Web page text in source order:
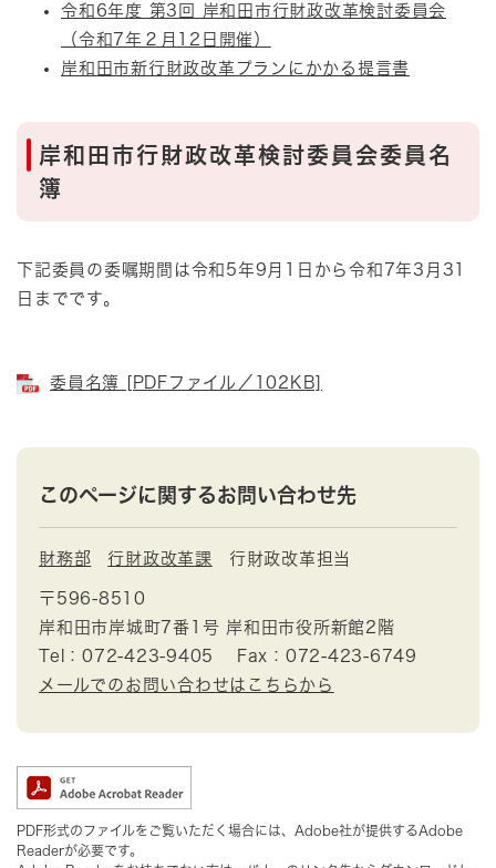
令和6年度 第3回 岸和田市行財政改革検討委員会
（令和7年２月12日開催）
岸和田市新行財政改革プランにかかる提言書
岸和田市行財政改革検討委員会委員名
簿
下記委員の委嘱期間は令和5年9月1日から令和7年3月31
日までです。
委員名簿 [PDFファイル／102KB]
このページに関するお問い合わせ先
財務部 行財政改革課 行財政改革担当
〒596-8510
岸和田市岸城町7番1号 岸和田市役所新館2階
Tel：072-423-9405
Fax：072-423-6749
メールでのお問い合わせはこちらから
PDF形式のファイルをご覧いただく場合には、Adobe社が提供するAdobe
Readerが必要です。